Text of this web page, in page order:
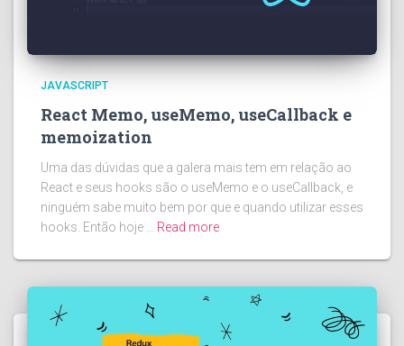
JAVASCRIPT
React Memo, useMemo, useCallback e
memoization
Uma das dúvidas que a galera mais tem em relação ao
React e seus hooks são o useMemo e o useCallback, e
ninguém sabe muito bem por que e quando utilizar esses
hooks. Então hoje … Read more